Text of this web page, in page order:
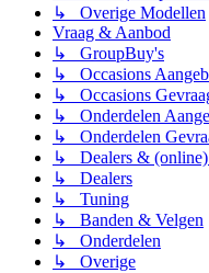
↳ Overige Modellen
Vraag & Aanbod
↳ GroupBuy's
↳ Occasions
↳ Occasions
↳ Onderdelen
↳ Onderdelen
↳ Dealers & (online)
↳ Dealers
↳ Tuning
↳ Banden & Velgen
↳ Onderdelen
↳ Overige